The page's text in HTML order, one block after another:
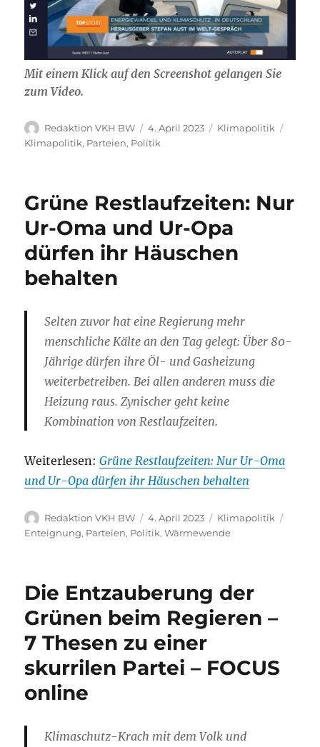
Mit einem Klick auf den Screenshot gelangen Sie
zum Video.
Autor
Redaktion VKH BW
Veröffentlicht
am
4. April 2023 Kategorien
Klimapolitik
Klimapolitik, Parteien, Politik
Grüne Restlaufzeiten: Nur
Ur-Oma und Ur-Opa
dürfen ihr Häuschen
behalten
Selten zuvor hat eine Regierung mehr
menschliche Kälte an den Tag gelegt: Über 80-
Jährige dürfen ihre Öl- und Gasheizung
weiterbetreiben. Bei allen anderen muss die
Heizung raus. Zynischer geht keine
Kombination von Restlaufzeiten.
Weiterlesen:Grüne Restlaufzeiten: Nur Ur-Oma
und Ur-Opa dürfen ihr Häuschen behalten
Autor
Redaktion VKH BW
Veröffentlicht
am
4. April 2023 Kategorien
Klimapolitik
Enteignung, Parteien, Politik,Wärmewende
Die Entzauberung der
Grünen beim Regieren –
7 Thesen zu einer
skurrilen Partei – FOCUS
online
Klimaschutz-Krach mit dem Volk und